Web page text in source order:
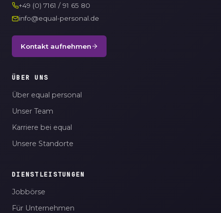
+49 (0) 7161 / 91 65 80
info@equal-personal.de
Kontakt aufnehmen
ÜBER UNS
Über equal personal
Unser Team
Karriere bei equal
Unsere Standorte
DIENSTLEISTUNGEN
Jobbörse
Für Unternehmen